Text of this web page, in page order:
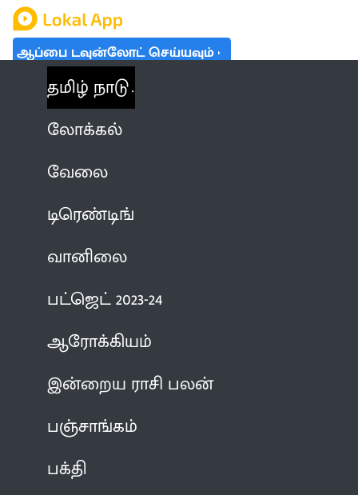
ஆப்பை டவுன்லோட் செய்யவும்
தமிழ் நாடு
லோக்கல்
வேலை
டிரெண்டிங்
வானிலை
பட்ஜெட் 2023-24
ஆரோக்கியம்
இன்றைய ராசி பலன்
பஞ்சாங்கம்
பக்தி